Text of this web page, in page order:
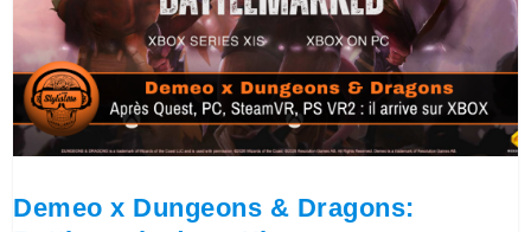
Demeo x Dungeons & Dragons: